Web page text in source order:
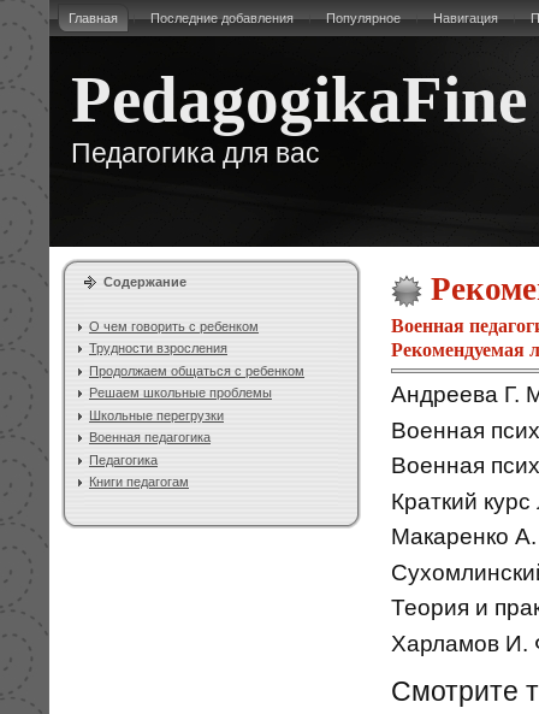
Главная Последние добавления Популярное Навигация
PedagogikaFine
Педагогика для вас
Содержание
О чем говорить с ребенком
Трудности взросления
Продолжаем общаться с ребенком
Решаем школьные проблемы
Школьные перегрузки
Военная педагогика
Педагогика
Книги педагогам
Военная
Рекомендуемая
Андреева Г.
Военная
Военная
Краткий
Макаренко
Теория и
Харламов И.
Смотрите